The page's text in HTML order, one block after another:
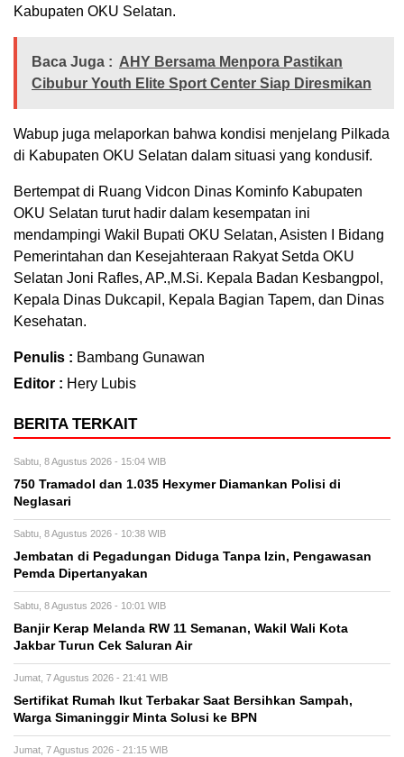
Kabupaten OKU Selatan.
Baca Juga : AHY Bersama Menpora Pastikan
Cibubur Youth Elite Sport Center Siap Diresmikan
Wabup juga melaporkan bahwa kondisi menjelang Pilkada
di Kabupaten OKU Selatan dalam situasi yang kondusif.
Bertempat di Ruang Vidcon Dinas Kominfo Kabupaten
OKU Selatan turut hadir dalam kesempatan ini
mendampingi Wakil Bupati OKU Selatan, Asisten I Bidang
Pemerintahan dan Kesejahteraan Rakyat Setda OKU
Selatan Joni Rafles, AP.,M.Si. Kepala Badan Kesbangpol,
Kepala Dinas Dukcapil, Kepala Bagian Tapem, dan Dinas
Kesehatan.
Penulis : Bambang Gunawan
Editor : Hery Lubis
BERITA TERKAIT
Sabtu, 8 Agustus 2026 - 15:04 WIB
750 Tramadol dan 1.035 Hexymer Diamankan Polisi di
Neglasari
Sabtu, 8 Agustus 2026 - 10:38 WIB
Jembatan di Pegadungan Diduga Tanpa Izin, Pengawasan
Pemda Dipertanyakan
Sabtu, 8 Agustus 2026 - 10:01 WIB
Banjir Kerap Melanda RW 11 Semanan, Wakil Wali Kota
Jakbar Turun Cek Saluran Air
Jumat, 7 Agustus 2026 - 21:41 WIB
Sertifikat Rumah Ikut Terbakar Saat Bersihkan Sampah,
Warga Simaninggir Minta Solusi ke BPN
Jumat, 7 Agustus 2026 - 21:15 WIB